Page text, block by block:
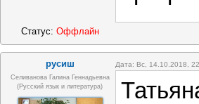
Статус: Оффлайн
русиш Дата: Вс, 14.10.2018,
Селиванова Галина Геннадьевна
(русский язык и литература)